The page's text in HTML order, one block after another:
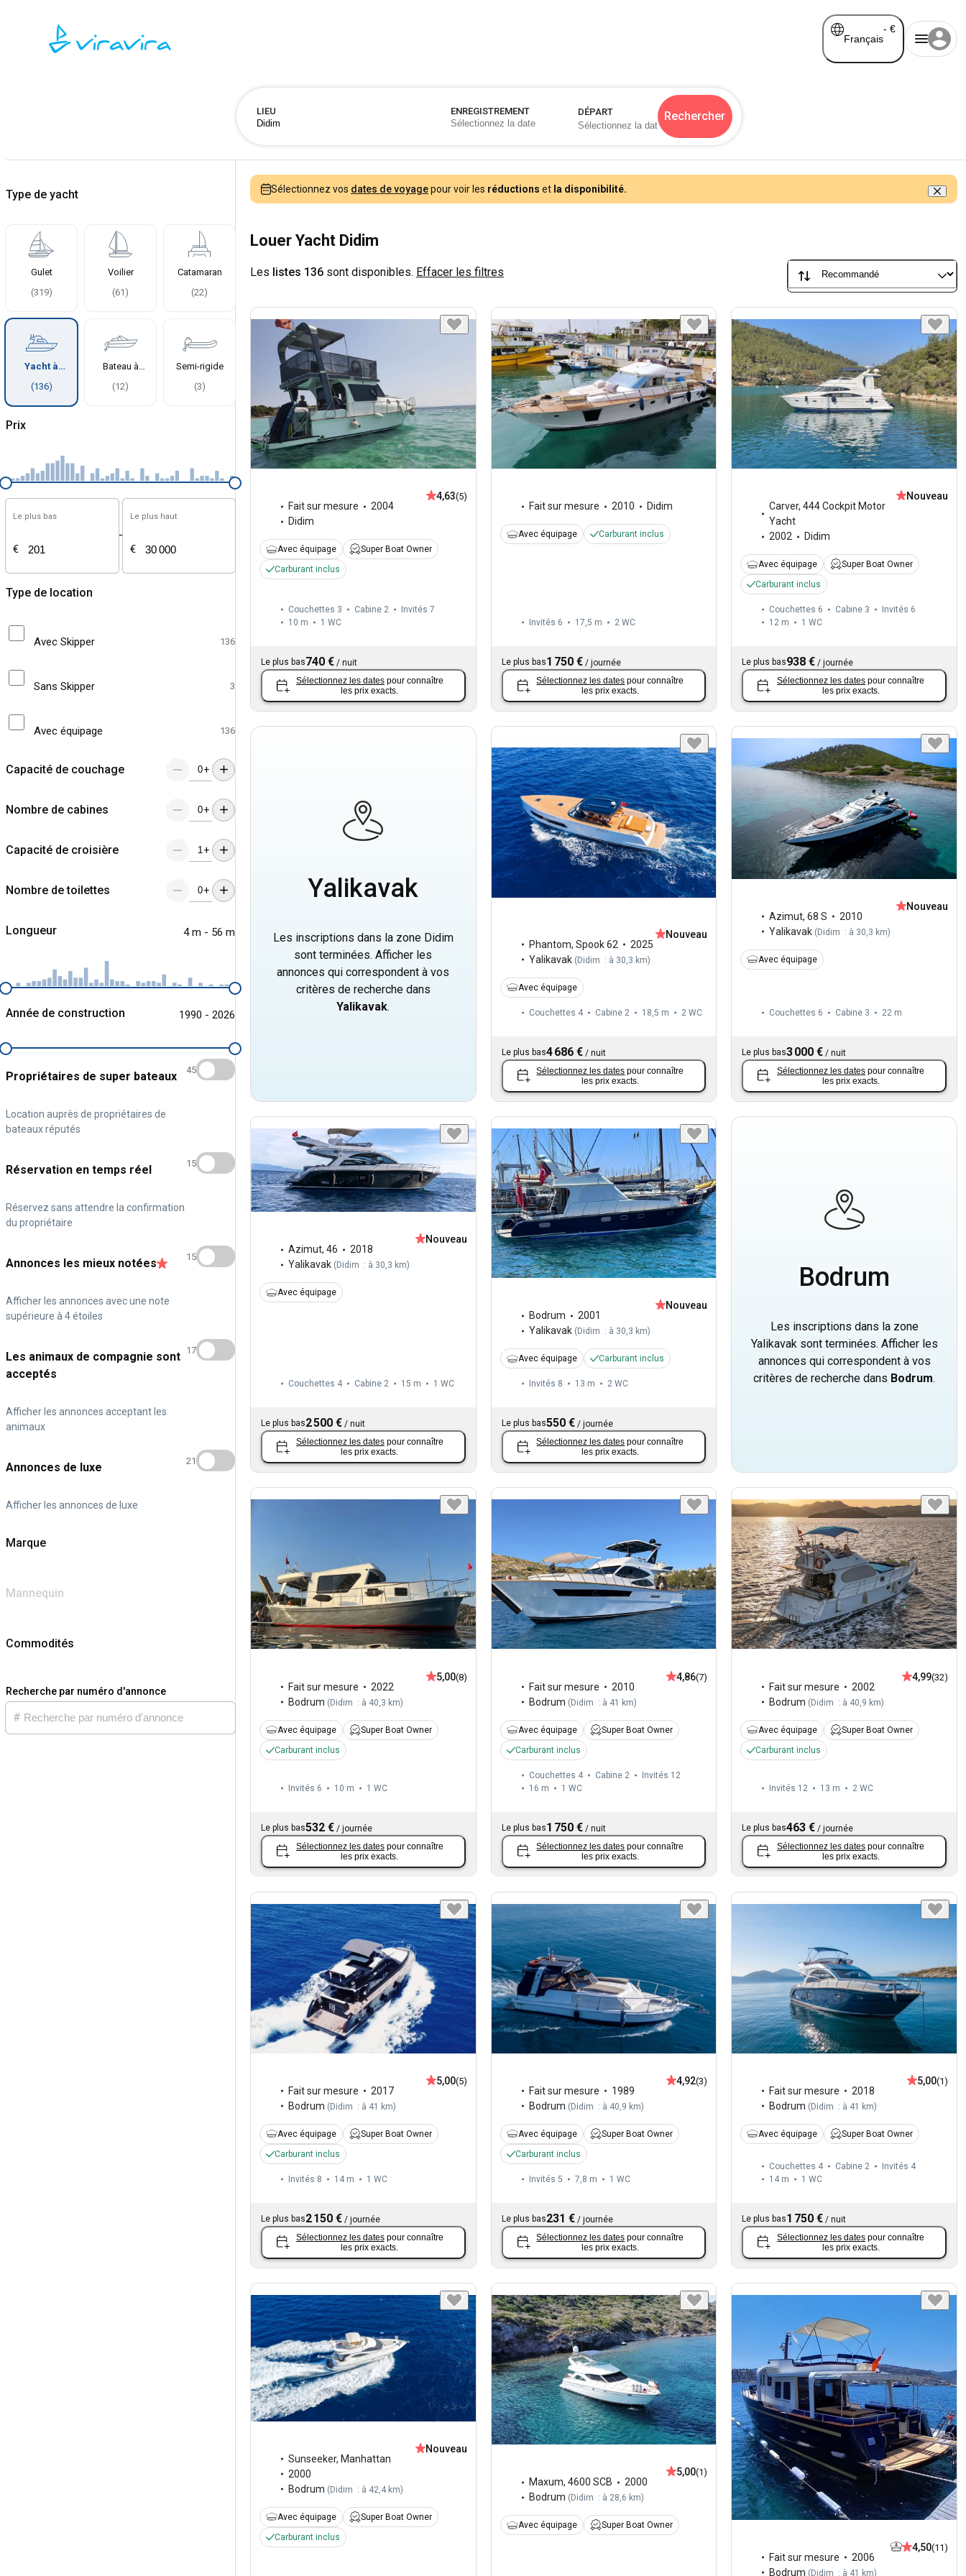
Français
- €
LIEU ENREGISTREMENT DÉPART Rechercher
Type de yacht
Gulet
(319)
Voilier
(61 )
Catamaran
(22)
Yacht à
(136)
Bateau à
(12)
Semi-rigide
(3)
Prix
Le plus bas
€
-
Le plus haut
€
Type de location
Avec Skipper 136
Sans Skipper 3
Avec équipage 136
Capacité de couchage +
Nombre de cabines +
Capacité de croisière +
Nombre de toilettes +
Longueur 4 m - 56 m
Année de construction 1990 - 2026
Propriétaires de super bateaux
Location auprès de propriétaires de
bateaux réputés
45
Réservation en temps réel
Réservez sans attendre la confirmation
du propriétaire
15
Annonces les mieux notées
Afficher les annonces avec une note
supérieure à 4 étoiles
15
Les animaux de compagnie sont
acceptés
Afficher les annonces acceptant les
animaux
17
Annonces de luxe
Afficher les annonces de luxe
21
Marque
Mannequin
Commodités
Recherche par numéro d'annonce
Sélectionnez vos dates de voyagepour voir les réductions et la disponibilité.
Louer Yacht Didim
Les listes 136 sont disponibles. Effacer les filtres
Fait sur mesure
2004
Didim
4,63(5)
Avec équipage
Super Boat Owner
Carburant inclus
Couchettes 3 Cabine 2
Invités 7
10 m
1 WC
Le plus bas740 € / nuit
Sélectionnez les dates pour connaître
les prix exacts.
Fait sur mesure 2010 Didim
Avec équipage Carburant inclus
Invités 6 17,5 m 2 WC
Le plus bas1 750 €/ journée
Sélectionnez les dates pour connaître
les prix exacts.
Carver,444 Cockpit Motor
Yacht
2002
Didim
Nouveau
Avec équipage
Super Boat Owner
Carburant inclus
Couchettes 6 Cabine 3
Invités 6
12 m
1 WC
Le plus bas938 € /journée
Sélectionnez les dates pour connaître
les prix exacts.
Yalikavak
Les inscriptions dans la zone Didim
sont terminées. Afficher les
annonces qui correspondent à vos
critères de recherche dans
Yalikavak.
Phantom, Spook 62
2025
Yalikavak (Didim : à 30,3 km)
Nouveau
Avec équipage
Couchettes 4 Cabine 2 18,5 m 2 WC
Le plus bas4 686 €/ nuit
Sélectionnez les dates pour connaître
les prix exacts.
Azimut,68 S
2010
Yalikavak (Didim : à 30,3 km)
Nouveau
Avec équipage
Couchettes 6 Cabine 3 22 m
Le plus bas3 000 € /nuit
Sélectionnez les dates pour connaître
les prix exacts.
Azimut, 46
2018
Yalikavak ( Didim : à 30,3 km)
Nouveau
Avec équipage
Couchettes 4 Cabine 2 15 m 1 WC
Le plus bas2 500 € / nuit
Sélectionnez les dates pour connaître
les prix exacts.
Bodrum
2001
Yalikavak ( Didim : à 30,3 km)
Nouveau
Avec équipage Carburant inclus
Invités 8 13 m 2 WC
Le plus bas550 €/ journée
Sélectionnez les dates pour connaître
les prix exacts.
Bodrum
Les inscriptions dans la zone
Yalikavak sont terminées. Afficher les
annonces qui correspondent à vos
critères de recherche dans Bodrum.
Fait sur mesure
2022
Bodrum (Didim : à 40,3 km)
5,00(8)
Avec équipage
Super Boat Owner
Carburant inclus
Invités 6 10 m 1 WC
Le plus bas532 € / journée
Sélectionnez les dates pour connaître
les prix exacts.
Fait sur mesure
2010
Bodrum (Didim : à 41 km)
4,86(7)
Avec équipage
Super Boat Owner
Carburant inclus
Couchettes 4 Cabine 2
Invités 12
16 m
1 WC
Le plus bas1 750 €/ nuit
Sélectionnez les dates pour connaître
les prix exacts.
Fait sur mesure
2002
Bodrum (Didim : à 40,9 km)
4,99(32)
Avec équipage
Super Boat Owner
Carburant inclus
Invités 12 13 m 2 WC
Le plus bas463 € /journée
Sélectionnez les dates pour connaître
les prix exacts.
Fait sur mesure
2017
Bodrum ( Didim : à 41 km)
5,00(5)
Avec équipage
Super Boat Owner
Carburant inclus
Invités 8 14 m 1 WC
Le plus bas2 150 € / journée
Sélectionnez les dates pour connaître
les prix exacts.
Fait sur mesure
1989
Bodrum ( Didim : à 40,9 km)
4,92(3)
Avec équipage
Super Boat Owner
Carburant inclus
Invités 5 7,8 m 1 WC
Le plus bas231 €/ journée
Sélectionnez les dates pour connaître
les prix exacts.
Fait sur mesure
2018
Bodrum ( Didim : à 41 km)
5,00(1)
Avec équipage Super Boat Owner
Couchettes 4 Cabine 2
Invités 4
14 m
1 WC
Le plus bas1 750 € /nuit
Sélectionnez les dates pour connaître
les prix exacts.
Sunseeker, Manhattan
2000
Bodrum (Didim : à 42,4 km)
Nouveau
Avec équipage
Super Boat Owner
Carburant inclus
Maxum, 4600 SCB
2000
Bodrum ( Didim : à 28,6 km)
5,00(1)
Avec équipage Super Boat Owner
Fait sur mesure
2006
Bodrum (Didim : à 41 km)
4,50(11)